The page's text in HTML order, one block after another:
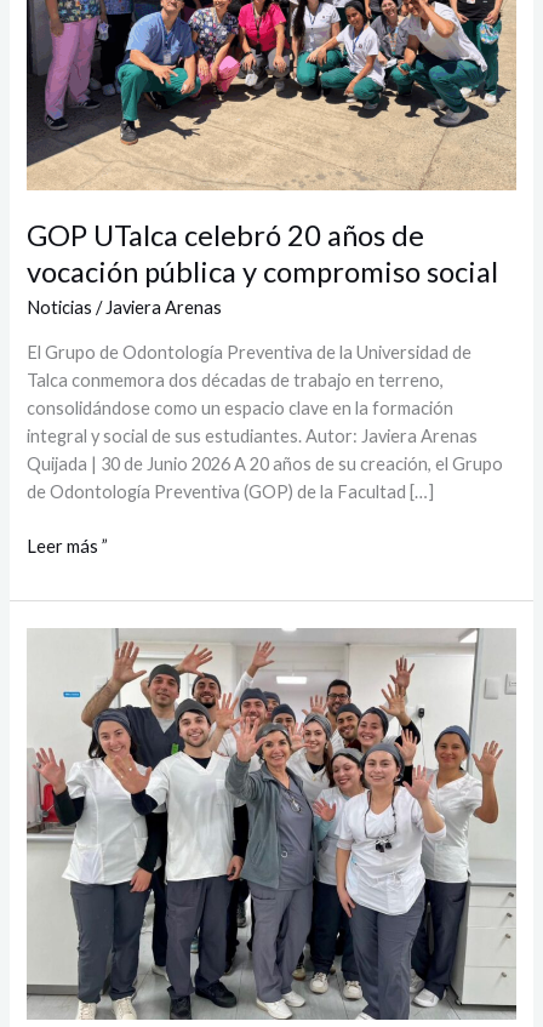
GOP UTalca celebró 20 años de
vocación pública y compromiso social
Noticias /Javiera Arenas
El Grupo de Odontología Preventiva de la Universidad de
Talca conmemora dos décadas de trabajo en terreno,
consolidándose como un espacio clave en la formación
integral y social de sus estudiantes. Autor: Javiera Arenas
Quijada | 30 de Junio 2026 A 20 años de su creación, el Grupo
de Odontología Preventiva (GOP) de la Facultad […]
pública
compromiso
social
Leer más ”
Especialización
Endodoncia
obtiene
5
años
de
acreditación